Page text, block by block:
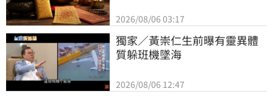
2026/08/06 03:17
獨家／黃崇仁生前曝有靈異體
質躲班機墜海
2026/08/06 12:47